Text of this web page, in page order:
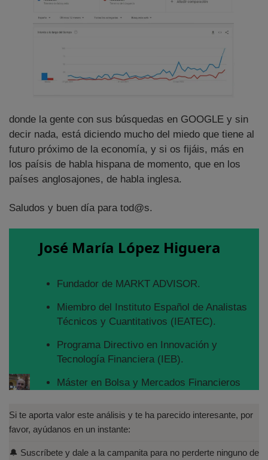
donde la gente con sus búsquedas en GOOGLE y sin
decir nada, está diciendo mucho del miedo que tiene al
futuro próximo de la economía, y si os fijáis, más en
los paísis de habla hispana de momento, que en los
países anglosajones, de habla inglesa.
Saludos y buen día para tod@s.
José María López Higuera
Fundador de MARKT ADVISOR.
Miembro del Instituto Español de Analistas
Técnicos y Cuantitativos (IEATEC).
Programa Directivo en Innovación y
Tecnología Financiera (IEB).
Máster en Bolsa y Mercados Financieros
asesoramiento financiero (MIFID II):
https://www.cnmv.es/portal/Titulos-
Si te aporta valor este análisis y te ha parecido interesante, por
favor, ayúdanos en un instante:
🔔 Suscríbete y dale a la campanita para no perderte ninguno de